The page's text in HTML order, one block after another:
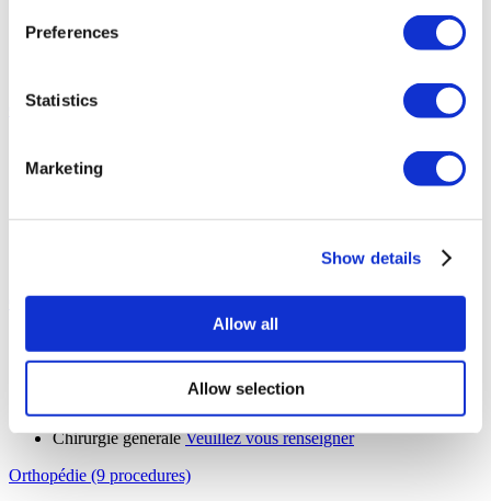
Preferences
Statistics
Marketing
Show details
Allow all
Allow selection
PRP Veuillez vous renseigner
Oto-rhino-laryngologie (6 procedures)
Oto-rhino-laryngologie
Chirurgie de féminisation de la voix Veuillez vous renseigner
Chirurgie générale (6 procedures)
Mastectomie De 5 000 €
Transplantation du foie
Veuillez vous renseigner
Transplantation rénale Veuillez vous renseigner
Greffe De Moelle Osseuse Veuillez vous renseigner
Chirurgie générale Veuillez vous renseigner
Orthopédie (9 procedures)